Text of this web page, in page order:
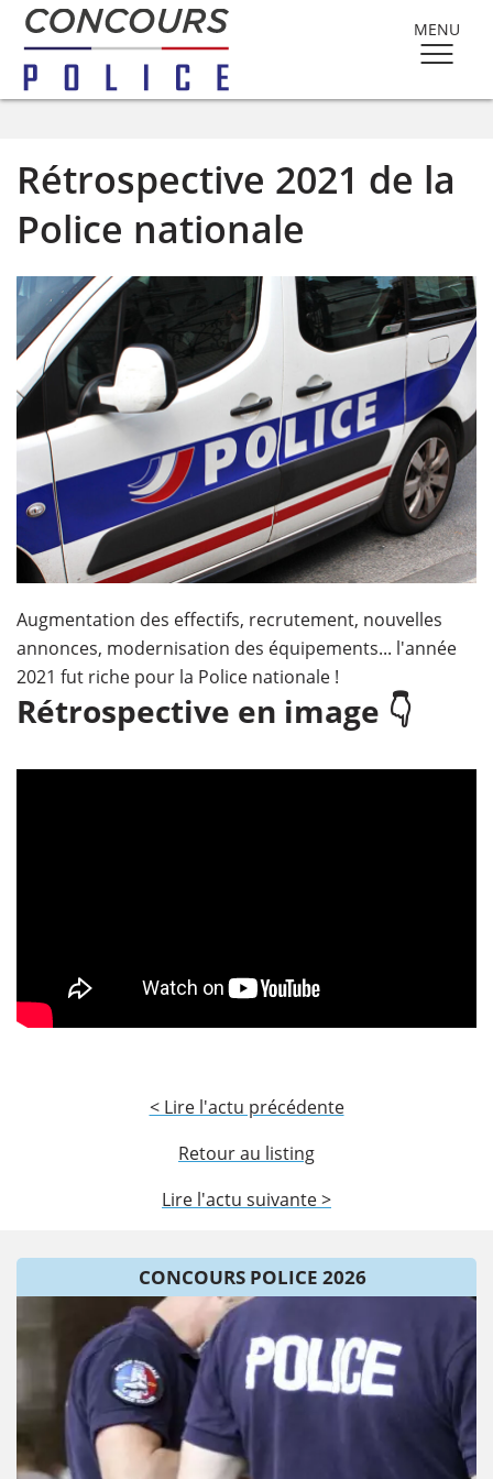
MENU
Rétrospective 2021 de la
Police nationale
Augmentation des effectifs, recrutement, nouvelles
annonces, modernisation des équipements... l'année
2021 fut riche pour la Police nationale !
Rétrospective en image 👇
< Lire l'actu précédente
Retour au listing
Lire l'actu suivante >
CONCOURS POLICE 2026